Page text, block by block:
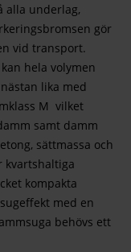
alla underlag,
gör
vid transport.
hela volymen
lika med
M vilket
samt damm
sättmassa och
kvartshaltiga
kompakta
med en
behövs ett